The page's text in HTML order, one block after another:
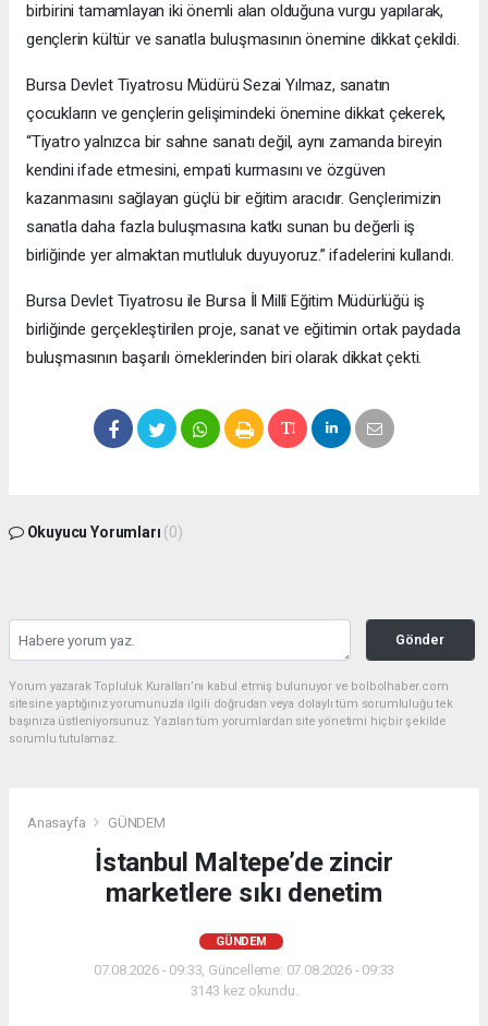
birbirini tamamlayan iki önemli alan olduğuna vurgu yapılarak,
gençlerin kültür ve sanatla buluşmasının önemine dikkat çekildi.
Bursa Devlet Tiyatrosu Müdürü Sezai Yılmaz, sanatın
çocukların ve gençlerin gelişimindeki önemine dikkat çekerek,
“Tiyatro yalnızca bir sahne sanatı değil, aynı zamanda bireyin
kendini ifade etmesini, empati kurmasını ve özgüven
kazanmasını sağlayan güçlü bir eğitim aracıdır. Gençlerimizin
sanatla daha fazla buluşmasına katkı sunan bu değerli iş
birliğinde yer almaktan mutluluk duyuyoruz.” ifadelerini kullandı.
Bursa Devlet Tiyatrosu ile Bursa İl Millî Eğitim Müdürlüğü iş
birliğinde gerçekleştirilen proje, sanat ve eğitimin ortak paydada
buluşmasının başarılı örneklerinden biri olarak dikkat çekti.
Okuyucu Yorumları (0)
Gönder
Yorum yazarak Topluluk Kuralları’nı kabul etmiş bulunuyor ve bolbolhaber.com
sitesine yaptığınız yorumunuzla ilgili doğrudan veya dolaylı tüm sorumluluğu tek
başınıza üstleniyorsunuz. Yazılan tüm yorumlardan site yönetimi hiçbir şekilde
sorumlu tutulamaz.
Anasayfa GÜNDEM
İstanbul Maltepe’de zincir
marketlere sıkı denetim
GÜNDEM
07.08.2026 - 09:33, Güncelleme: 07.08.2026 - 09:33
3143 kez okundu.